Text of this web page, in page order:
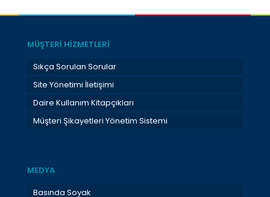
MÜŞTERİ HİZMETLERİ
Sıkça Sorulan Sorular
Site Yönetimi İletişimi
Daire Kullanım Kitapçıkları
Müşteri Şikayetleri Yönetim Sistemi
MEDYA
Basında Soyak